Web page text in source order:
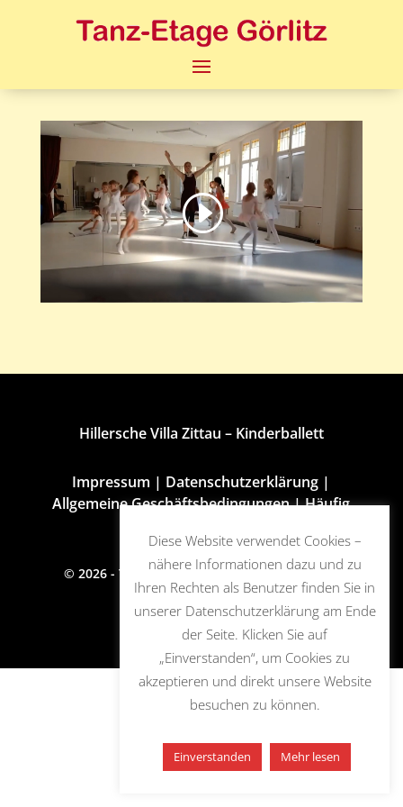
Hillersche Villa Zittau – Kinderballett
Impressum | Datenschutzerklärung |
Allgemeine Geschäftsbedingungen|Häufig
© 2026 - Tanz-Etage-Görlitz e.V. - Alle Rechte
vorbehalten.
Diese Website verwendet Cookies –
nähere Informationen dazu und zu
Ihren Rechten als Benutzer finden Sie in
unserer Datenschutzerklärung am Ende
der Seite. Klicken Sie auf
„Einverstanden“, um Cookies zu
akzeptieren und direkt unsere Website
besuchen zu können.
Einverstanden Mehr lesen